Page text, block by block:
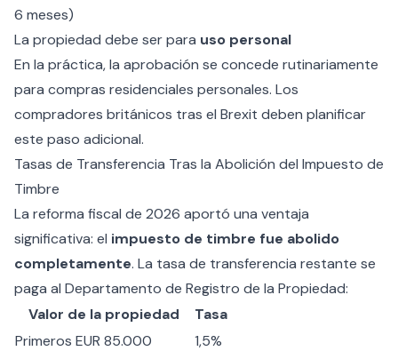
6 meses)
La propiedad debe ser para uso personal
En la práctica, la aprobación se concede rutinariamente
para compras residenciales personales. Los
compradores británicos tras el Brexit deben planificar
este paso adicional.
Tasas de Transferencia Tras la Abolición del Impuesto de
Timbre
La reforma fiscal de 2026 aportó una ventaja
significativa: el impuesto de timbre fue abolido
completamente. La tasa de transferencia restante se
paga al Departamento de Registro de la Propiedad:
Valor de la propiedad
Tasa
Primeros EUR 85.000
1,5%